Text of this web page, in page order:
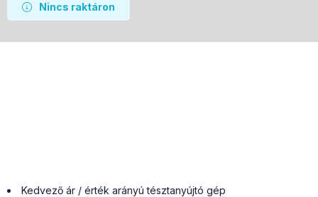
Nincs raktáron
Kedvező ár / érték arányú tésztanyújtó gép